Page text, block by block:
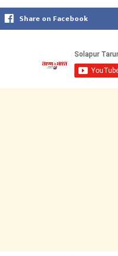
Share on Facebook